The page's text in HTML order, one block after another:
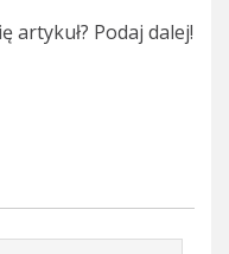
artykuł? Podaj dalej!